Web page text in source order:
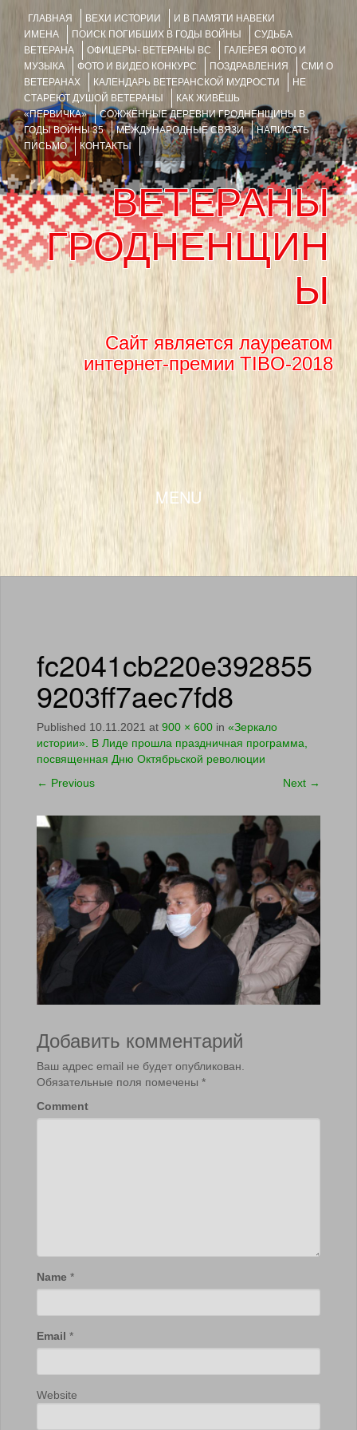
ГЛАВНАЯ ВЕХИ ИСТОРИИ
И В ПАМЯТИ НАВЕКИ
ИМЕНА
ПОИСК ПОГИБШИХ В ГОДЫ ВОЙНЫ
СУДЬБА
ВЕТЕРАНА
ОФИЦЕРЫ- ВЕТЕРАНЫ ВС
ГАЛЕРЕЯ ФОТО И
МУЗЫКА
ФОТО И ВИДЕО КОНКУРС ПОЗДРАВЛЕНИЯ
СМИ О
ВЕТЕРАНАХ
КАЛЕНДАРЬ ВЕТЕРАНСКОЙ МУДРОСТИ
НЕ
СТАРЕЮТ ДУШОЙ ВЕТЕРАНЫ
КАК ЖИВЁШЬ
«ПЕРВИЧКА»
СОЖЖЁННЫЕ ДЕРЕВНИ ГРОДНЕНЩИНЫ В
ГОДЫ ВОЙНЫ 35
МЕЖДУНАРОДНЫЕ СВЯЗИ
НАПИСАТЬ
ПИСЬМО
КОНТАКТЫ
ВЕТЕРАНЫ
ГРОДНЕНЩИН
Ы
Сайт является лауреатом
интернет-премии TIBO-2018
MENU
SKIP TO CONTENT
fc2041cb220e392855
9203ff7aec7fd8
Published 10.11.2021 at 900 × 600 in «Зеркало
истории». В Лиде прошла праздничная программа,
посвященная Дню Октябрьской революции
← Previous Next →
Добавить комментарий
Ваш адрес email не будет опубликован.
Обязательные поля помечены *
Comment
Name *
Email *
Website